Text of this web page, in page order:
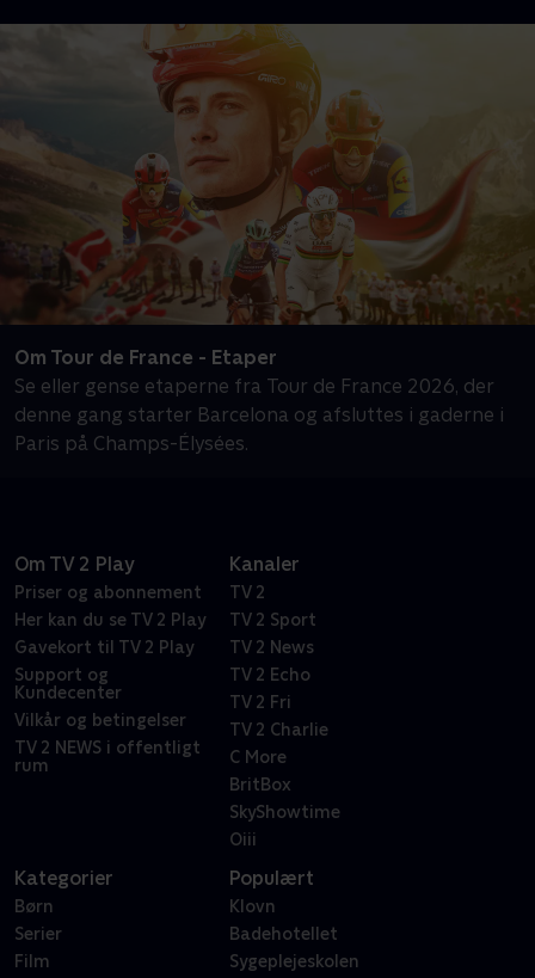
Om Tour de France - Etaper
Se eller gense etaperne fra Tour de France 2026, der
denne gang starter Barcelona og afsluttes i gaderne i
Paris på Champs-Élysées.
Om TV 2 Play
Priser og abonnement
Her kan du se TV 2 Play
Gavekort til TV 2 Play
Support og
Kundecenter
Vilkår og betingelser
TV 2 NEWS i offentligt
rum
Kanaler
TV 2
TV 2 Sport
TV 2 News
TV 2 Echo
TV 2 Fri
TV 2 Charlie
C More
BritBox
SkyShowtime
Oiii
Kategorier
Børn
Serier
Film
Populært
Klovn
Badehotellet
Sygeplejeskolen